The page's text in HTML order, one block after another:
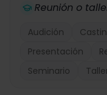
Reunión o
Audición
Presentación
Seminario